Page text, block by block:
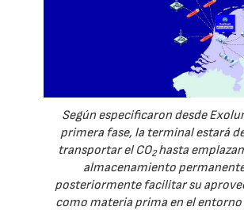
Según especificaron desde
primera fase, la terminal estará
transportar el CO2hasta
almacenamiento
posteriormente facilitar su
como materia prima en el